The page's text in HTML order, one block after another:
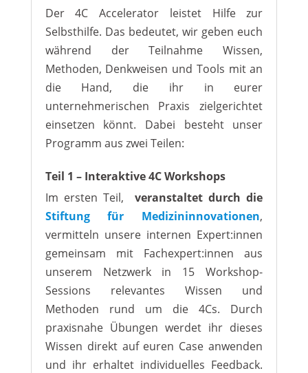
Der 4C Accelerator leistet Hilfe zur
Selbsthilfe. Das bedeutet, wir geben euch
während der Teilnahme Wissen,
Methoden, Denkweisen und Tools mit an
die Hand, die ihr in eurer
unternehmerischen Praxis zielgerichtet
einsetzen könnt. Dabei besteht unser
Programm aus zwei Teilen:
Teil 1 – Interaktive 4C Workshops
Im ersten Teil,veranstaltet durch die
Stiftung für Medizininnovationen,
vermitteln unsere internen Expert:innen
gemeinsam mit Fachexpert:innen aus
unserem Netzwerk in 15 Workshop-
Sessions relevantes Wissen und
Methoden rund um die 4Cs. Durch
praxisnahe Übungen werdet ihr dieses
Wissen direkt auf euren Case anwenden
und ihr erhaltet individuelles Feedback.